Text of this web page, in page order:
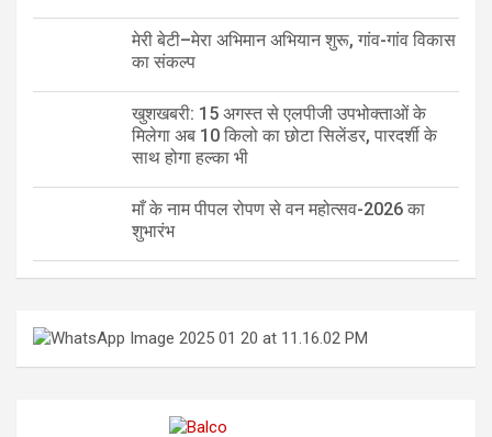
मेरी बेटी–मेरा अभिमान अभियान शुरू, गांव-गांव विकास
का संकल्प
खुशखबरी: 15 अगस्त से एलपीजी उपभोक्ताओं के
मिलेगा अब 10 किलो का छोटा सिलेंडर, पारदर्शी के
साथ होगा हल्का भी
माँ के नाम पीपल रोपण से वन महोत्सव-2026 का
शुभारंभ